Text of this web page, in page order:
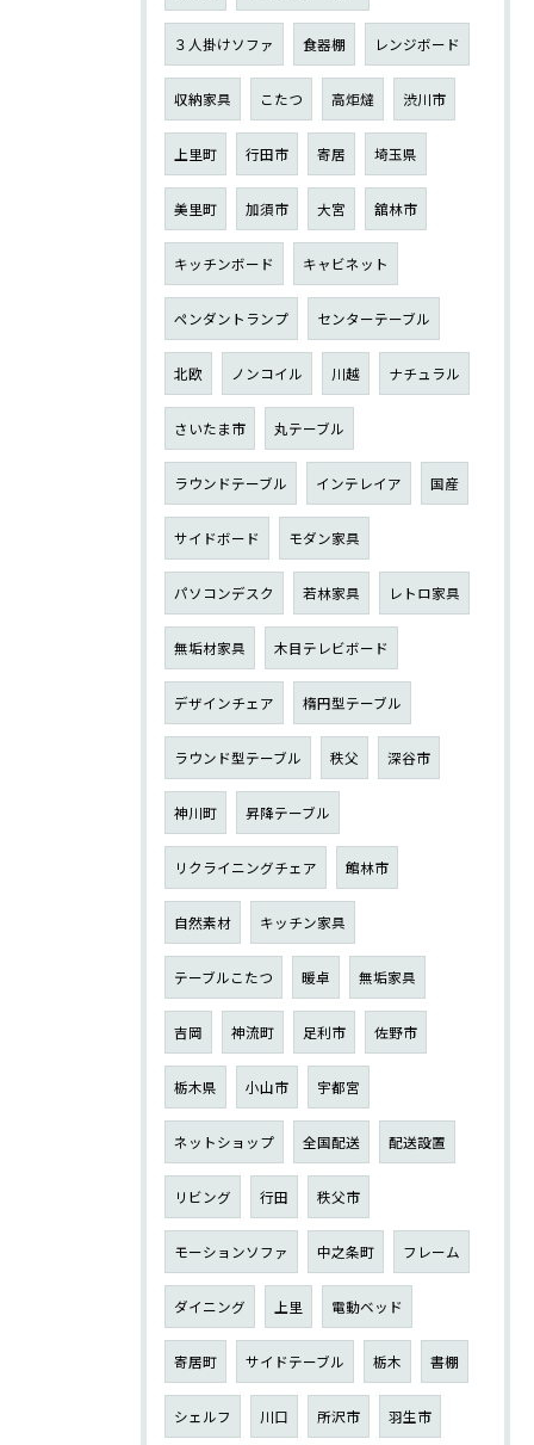
３人掛けソファ 食器棚 レンジボード
収納家具 こたつ 高炬燵 渋川市
上里町 行田市 寄居 埼玉県
美里町 加須市 大宮 舘林市
キッチンボード キャビネット
ペンダントランプ センターテーブル
北欧 ノンコイル 川越 ナチュラル
さいたま市 丸テーブル
ラウンドテーブル インテレイア 国産
サイドボード モダン家具
パソコンデスク 若林家具 レトロ家具
無垢材家具 木目テレビボード
デザインチェア 楕円型テーブル
ラウンド型テーブル 秩父 深谷市
神川町 昇降テーブル
リクライニングチェア 館林市
自然素材 キッチン家具
テーブルこたつ 暖卓 無垢家具
吉岡 神流町 足利市 佐野市
栃木県 小山市 宇都宮
ネットショップ 全国配送 配送設置
リビング 行田 秩父市
モーションソファ 中之条町 フレーム
ダイニング 上里 電動ベッド
寄居町 サイドテーブル 栃木 書棚
シェルフ 川口 所沢市 羽生市